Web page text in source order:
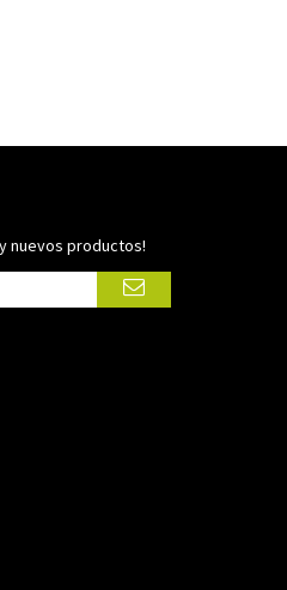
nuevos productos!